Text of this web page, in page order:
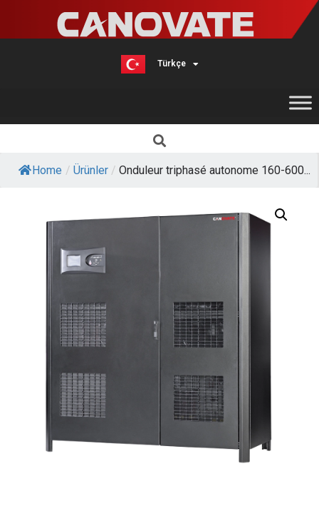
Türkçe
English
Home / Ürünler / Onduleur triphasé autonome 160-600...